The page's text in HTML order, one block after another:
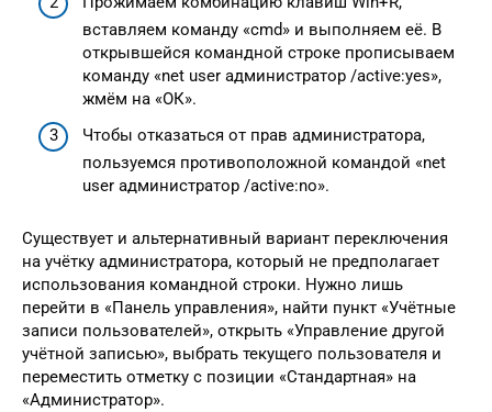
вставляем команду «cmd» и выполняем её. В
открывшейся командной строке прописываем
команду «net user администратор /active:yes»,
жмём на «ОК».
Чтобы отказаться от прав администратора,
пользуемся противоположной командой «net
user администратор /active:no».
Существует и альтернативный вариант переключения
на учётку администратора, который не предполагает
использования командной строки. Нужно лишь
перейти в «Панель управления», найти пункт «Учётные
записи пользователей», открыть «Управление другой
учётной записью», выбрать текущего пользователя и
переместить отметку с позиции «Стандартная» на
«Администратор».